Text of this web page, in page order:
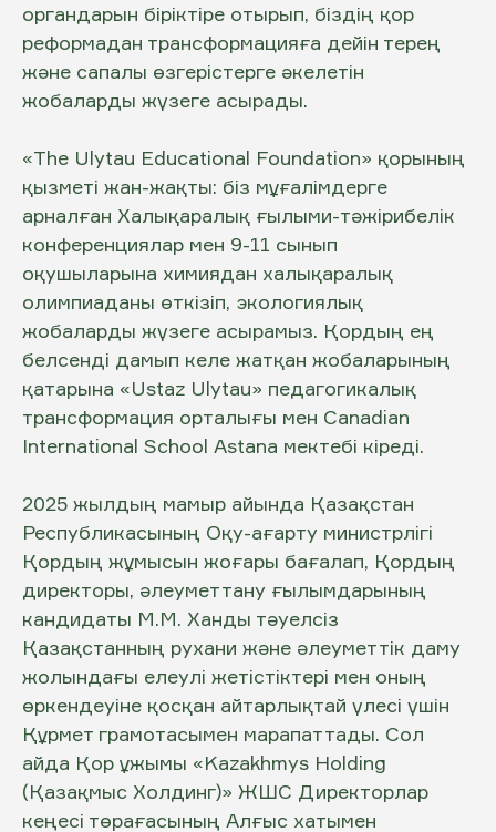
органдарын біріктіре отырып, біздің қор
реформадан трансформацияға дейін терең
және сапалы өзгерістерге әкелетін
жобаларды жүзеге асырады.
«The Ulytau Educational Foundation» қорының
қызметі жан-жақты: біз мұғалімдерге
арналған Халықаралық ғылыми-тәжірибелік
конференциялар мен 9-11 сынып
оқушыларына химиядан халықаралық
олимпиаданы өткізіп, экологиялық
жобаларды жүзеге асырамыз. Қордың ең
белсенді дамып келе жатқан жобаларының
қатарына «Ustaz Ulytau» педагогикалық
трансформация орталығы мен Canadian
International School Astana мектебі кіреді.
2025 жылдың мамыр айында Қазақстан
Республикасының Оқу-ағарту министрлігі
Қордың жұмысын жоғары бағалап, Қордың
директоры, әлеуметтану ғылымдарының
кандидаты М.М. Ханды тәуелсіз
Қазақстанның рухани және әлеуметтік даму
жолындағы елеулі жетістіктері мен оның
өркендеуіне қосқан айтарлықтай үлесі үшін
Құрмет грамотасымен марапаттады. Сол
айда Қор ұжымы «Kazakhmys Holding
(Қазақмыс Холдинг)» ЖШС Директорлар
кеңесі төрағасының Алғыс хатымен